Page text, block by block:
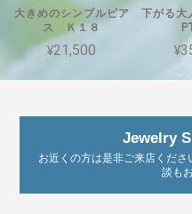
大きめのシンプルピア
ス Ｋ１８
¥21,500
下がる
Jewelry
お近くの方は是非ご来店くだ
談も